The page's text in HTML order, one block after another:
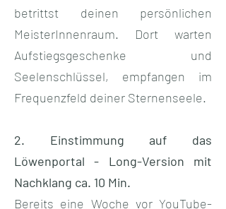
betrittst deinen persönlichen
MeisterInnenraum. Dort warten
Aufstiegsgeschenke und
Seelenschlüssel, empfangen im
Frequenzfeld deiner Sternenseele.
2. Einstimmung auf das
Löwenportal - Long-Version mit
Nachklang ca. 10 Min.
Bereits eine Woche vor YouTube-